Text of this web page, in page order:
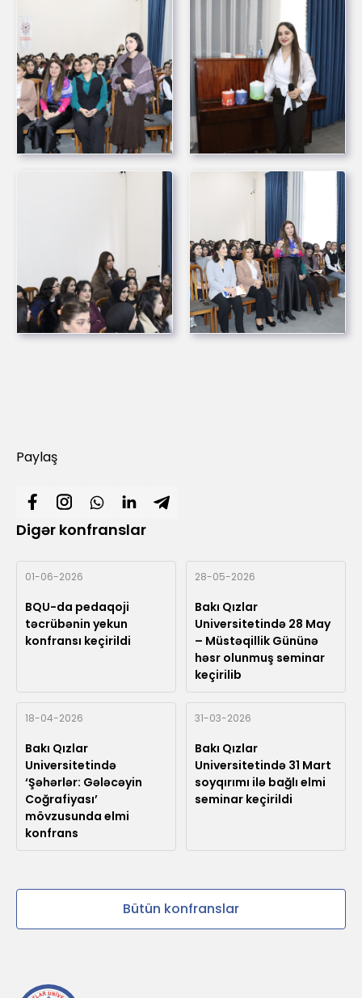
Paylaş
Digər konfranslar
01-06-2026
BQU-da pedaqoji
təcrübənin yekun
konfransı keçirildi
28-05-2026
Bakı Qızlar
Universitetində 28 May
– Müstəqillik Gününə
həsr olunmuş seminar
keçirilib
18-04-2026
Bakı Qızlar
Universitetində
‘Şəhərlər: Gələcəyin
Coğrafiyası’
mövzusunda elmi
konfrans
31-03-2026
Bakı Qızlar
Universitetində 31 Mart
soyqırımı ilə bağlı elmi
seminar keçirildi
Bütün konfranslar